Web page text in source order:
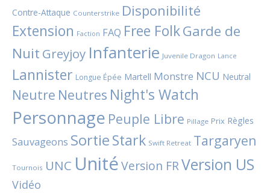
Contre-Attaque Counterstrike Disponibilité
Extension Faction FAQ Free FolkGarde de
Nuit Greyjoy Infanterie Juvenile Dragon Lance
Lannister Longue Épée Martell Monstre NCU Neutral
Neutre Neutres Night's Watch
Personnage Peuple Libre Pillage Prix Règles
Sauvageons SortieStark Swift Retreat Targaryen
Tournois UNC UnitéVersion FRVersion US
Vidéo